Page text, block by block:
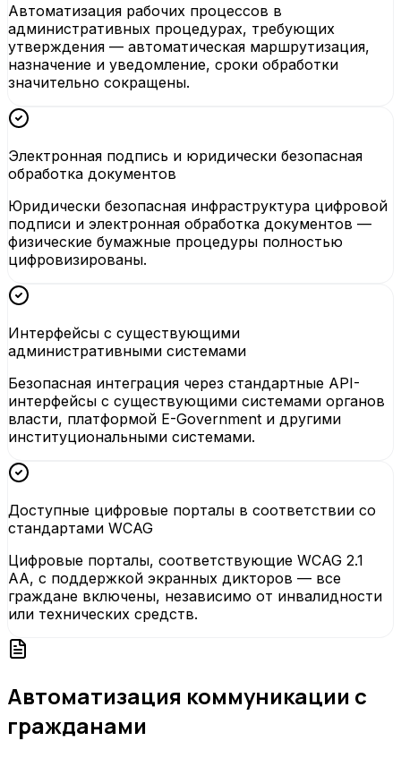
Автоматизация рабочих процессов в
административных процедурах, требующих
утверждения — автоматическая маршрутизация,
назначение и уведомление, сроки обработки
значительно сокращены.
Электронная подпись и юридически безопасная
обработка документов
Юридически безопасная инфраструктура цифровой
подписи и электронная обработка документов —
физические бумажные процедуры полностью
цифровизированы.
Интерфейсы с существующими
административными системами
Безопасная интеграция через стандартные API-
интерфейсы с существующими системами органов
власти, платформой E-Government и другими
институциональными системами.
Доступные цифровые порталы в соответствии со
стандартами WCAG
Цифровые порталы, соответствующие WCAG 2.1
AA, с поддержкой экранных дикторов — все
граждане включены, независимо от инвалидности
или технических средств.
Автоматизация коммуникации с
гражданами